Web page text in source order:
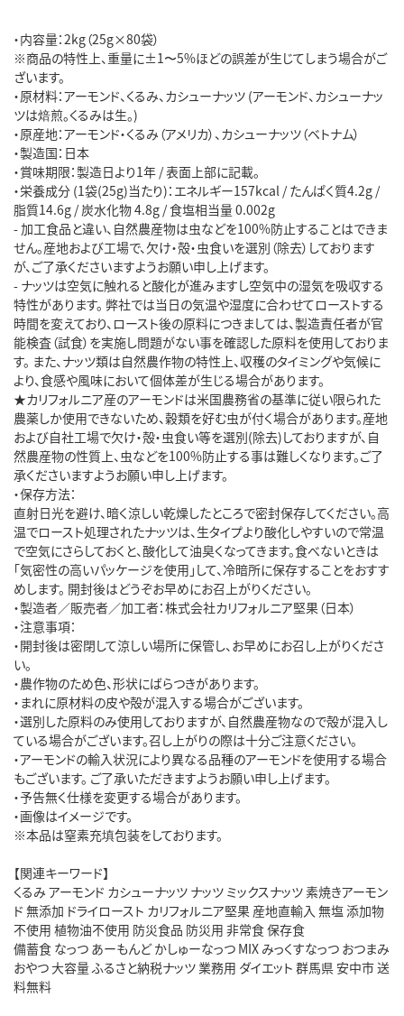
・内容量：2kg（25g×80袋）
※商品の特性上、重量に±1〜5%ほどの誤差が生じてしまう場合がご
ざいます。
・原材料：アーモンド、くるみ、カシューナッツ (アーモンド、カシューナッ
ツは焙煎。くるみは生。)
・原産地：アーモンド・くるみ（アメリカ）、カシューナッツ（ベトナム）
・製造国：日本
・賞味期限：製造日より1年 / 表面上部に記載。
・栄養成分 (1袋(25g)当たり)：エネルギー157kcal / たんぱく質4.2g /
脂質14.6g / 炭水化物 4.8g / 食塩相当量 0.002g
- 加工食品と違い、自然農産物は虫などを100%防止することはできま
せん。産地および工場で、欠け・殻・虫食いを選別（除去）しております
が、ご了承くださいますようお願い申し上げます。
- ナッツは空気に触れると酸化が進みますし空気中の湿気を吸収する
特性があります。 弊社では当日の気温や湿度に合わせてローストする
時間を変えており、ロースト後の原料につきましては、製造責任者が官
能検査（試食）を実施し問題がない事を確認した原料を使用しておりま
す。 また、ナッツ類は自然農作物の特性上、収穫のタイミングや気候に
より、食感や風味において個体差が生じる場合があります。
★カリフォルニア産のアーモンドは米国農務省の基準に従い限られた
農薬しか使用できないため、穀類を好む虫が付く場合があります。産地
および自社工場で欠け・殻・虫食い等を選別(除去)しておりますが、自
然農産物の性質上、虫などを100%防止する事は難しくなります。ご了
承くださいますようお願い申し上げます。
・保存方法：
直射日光を避け、暗く涼しい乾燥したところで密封保存してください。高
温でロースト処理されたナッツは、生タイプより酸化しやすいので常温
で空気にさらしておくと、酸化して油臭くなってきます。食べないときは
「気密性の高いパッケージを使用」して、冷暗所に保存することをおすす
めします。 開封後はどうぞお早めにお召上がりください。
・製造者／販売者／加工者：株式会社カリフォルニア堅果（日本）
・注意事項：
・開封後は密閉して涼しい場所に保管し、お早めにお召し上がりくださ
い。
・農作物のため色、形状にばらつきがあります。
・まれに原材料の皮や殻が混入する場合がございます。
・選別した原料のみ使用しておりますが、自然農産物なので殻が混入し
ている場合がございます。召し上がりの際は十分ご注意ください。
・アーモンドの輸入状況により異なる品種のアーモンドを使用する場合
もございます。 ご了承いただきますようお願い申し上げます。
・予告無く仕様を変更する場合があります。
・画像はイメージです。
※本品は窒素充填包装をしております。
【関連キーワード】
くるみ アーモンド カシューナッツ ナッツ ミックスナッツ 素焼きアーモン
ド 無添加 ドライロースト カリフォルニア堅果 産地直輸入 無塩 添加物
不使用 植物油不使用 防災食品 防災用 非常食 保存食
備蓄食 なっつ あーもんど かしゅーなっつ MIX みっくすなっつ おつまみ
おやつ 大容量 ふるさと納税ナッツ 業務用 ダイエット 群馬県 安中市 送
料無料